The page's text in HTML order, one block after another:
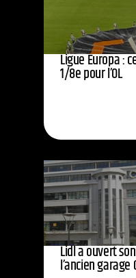
Ligue Europa :
1/8e pour l’OL
Lidl a ouvert
l’ancien garage